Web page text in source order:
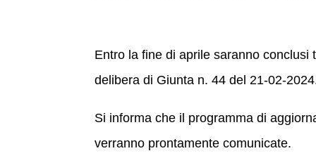
Entro la fine di aprile saranno
delibera di Giunta n. 44 del 21-02-
Si informa che il programma di
verranno prontamente comunicate.